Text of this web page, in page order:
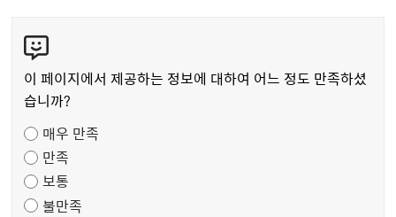
텐
츠
만
도
조
사
이 페이지에서 제공하는 정보에 대하여 어느 정도 만족하셨
습니까?
매우 만족
만족
보통
불만족